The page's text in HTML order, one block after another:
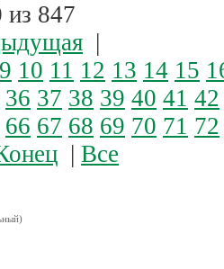
из 847
|
9 10 11 12 13 14 15
36 37 38 39 40 41 42
66 67 68 69 70 71 72
| Все